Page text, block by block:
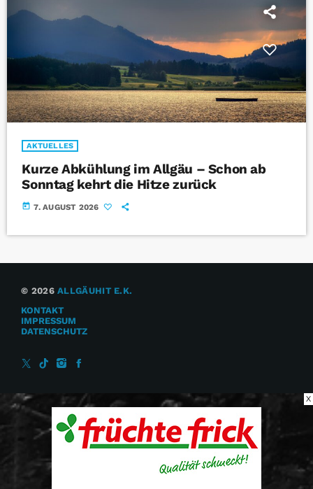
AKTUELLES
Kurze Abkühlung im Allgäu – Schon ab
Sonntag kehrt die Hitze zurück
today 7. AUGUST 2026
© 2026ALLGÄUHIT E.K.
KONTAKT
IMPRESSUM
DATENSCHUTZ
X